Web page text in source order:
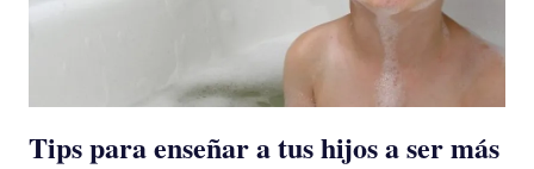
Tips para enseñar a tus hijos a ser más